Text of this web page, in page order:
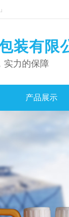
装有限
实力的保障
产品展示